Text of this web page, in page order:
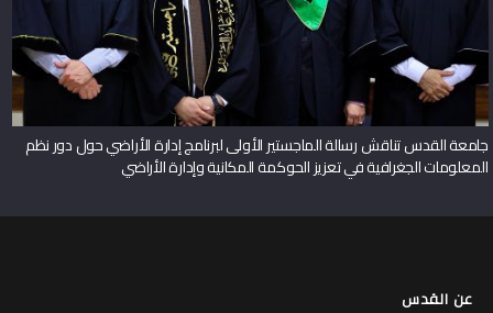
جامعة القدس تناقش رسالة الماجستير الأولى لبرنامج إدارة الأراضي حول دور نظم
المعلومات الجغرافية في تعزيز الحوكمة المكانية وإدارة الأراضي
عن القدس